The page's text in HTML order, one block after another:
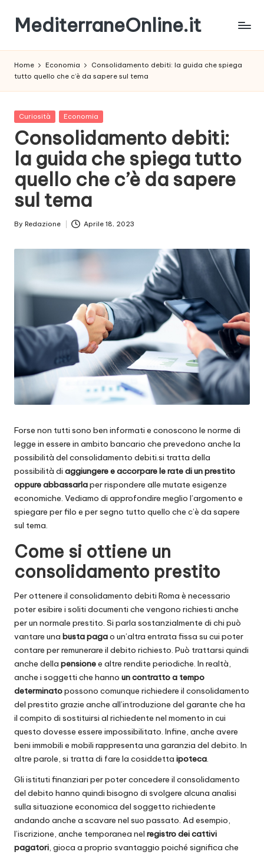
content
MediterraneOnline.it
aggiornato
nostre
News
Home Economia
Consolidamento debiti: la guida che spiega
tutto quello che c’è da sapere sul tema
Posted
Curiosità Economia
Consolidamento debiti:
la guida che spiega tutto
quello che c’è da sapere
sul tema
Posted
By Redazione Aprile 18, 2023
Forse non tutti sono ben informati e conoscono le norme di
legge in essere in ambito bancario che prevedono anche la
possibilità del consolidamento debiti.si tratta della
possibilità di aggiungere e accorpare le rate di un prestito
oppure abbassarlaper rispondere alle mutate esigenze
economiche. Vediamo di approfondire meglio l’argomento e
spiegare per filo e per segno tutto quello che c’è da sapere
sul tema.
Come si ottiene un
consolidamento prestito
Per ottenere il consolidamento debiti Roma è necessario
poter esibire i soliti documenti che vengono richiesti anche
per un normale prestito. Si parla sostanzialmente di chi può
vantare una busta pagao un’altra entrata fissa su cui poter
contare per remunerare il debito richiesto. Può trattarsi quindi
anche della pensionee altre rendite periodiche. In realtà,
anche i soggetti che hanno un contratto a tempo
determinatopossono comunque richiedere il consolidamento
del prestito grazie anche all’introduzione del garante che ha
il compito di sostituirsi al richiedente nel momento in cui
questo dovesse essere impossibilitato. Infine, anche avere
beni immobili e mobili rappresenta una garanzia del debito. In
altre parole, si tratta di fare la cosiddetta ipoteca.
Gli istituti finanziari per poter concedere il consolidamento
del debito hanno quindi bisogno di svolgere alcuna analisi
sulla situazione economica del soggetto richiedente
andando anche a scavare nel suo passato. Ad esempio,
l’iscrizione, anche temporanea nel registro dei cattivi
pagatori, gioca a proprio svantaggio poiché significa che